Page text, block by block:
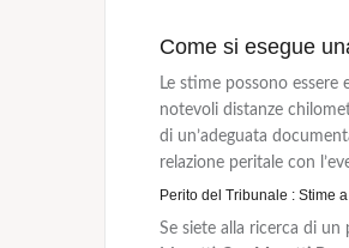
Come si esegue
Le stime possono
notevoli distanze
di un’adeguata
relazione peritale con
Perito del Tribunale : Stime
Se siete alla ricerca di un